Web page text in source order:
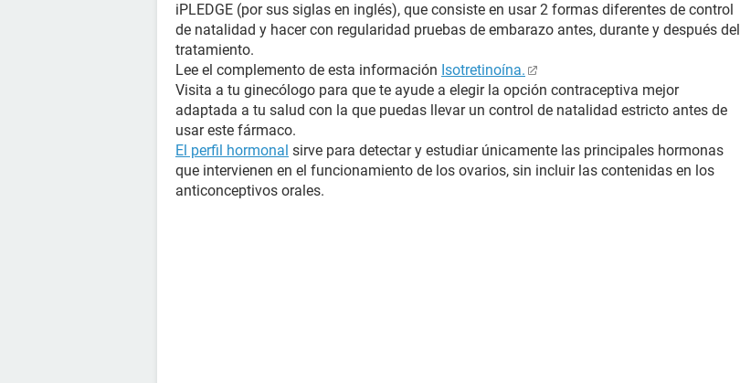
iPLEDGE (por sus siglas en inglés), que consiste en usar 2 formas diferentes de control
de natalidad y hacer con regularidad pruebas de embarazo antes, durante y después del
tratamiento.
Lee el complemento de esta información Isotretinoína.
Visita a tu ginecólogo para que te ayude a elegir la opción contraceptiva mejor
adaptada a tu salud con la que puedas llevar un control de natalidad estricto antes de
usar este fármaco.
El perfil hormonal sirve para detectar y estudiar únicamente las principales hormonas
que intervienen en el funcionamiento de los ovarios, sin incluir las contenidas en los
anticonceptivos orales.